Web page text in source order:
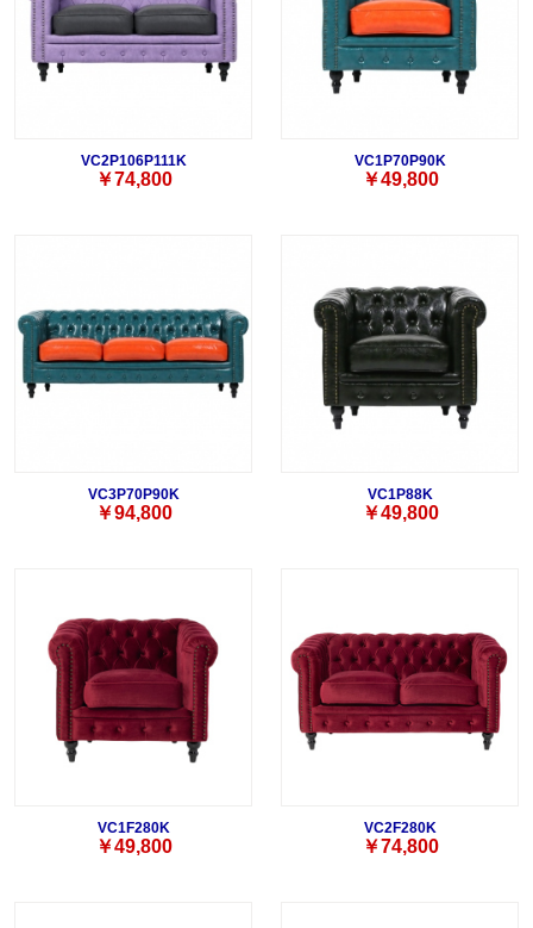
VC2P106P111K
￥74,800
VC1P70P90K
￥49,800
VC3P70P90K
￥94,800
VC1P88K
￥49,800
VC1F280K
￥49,800
VC2F280K
￥74,800